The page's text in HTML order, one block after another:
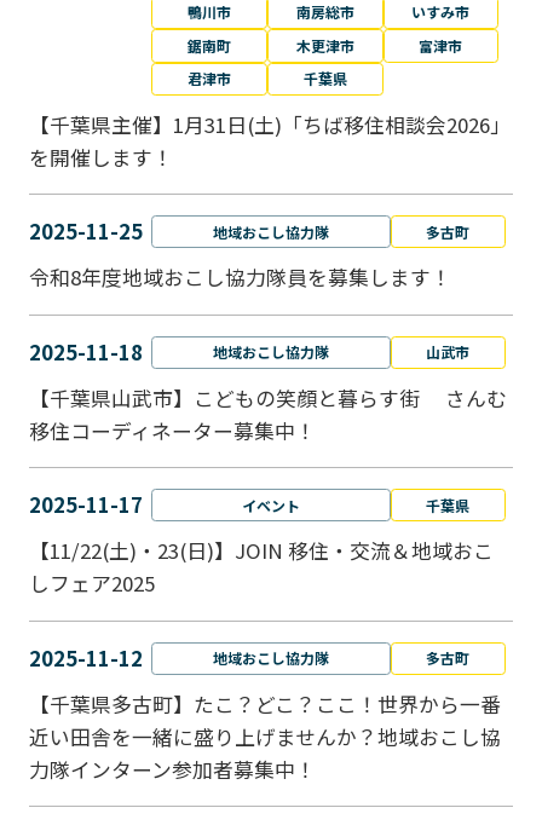
鴨川市
南房総市
いすみ市
鋸南町
木更津市
富津市
君津市
千葉県
【千葉県主催】1月31日(土)「ちば移住相談会2026」
を開催します！
2025-11-25 地域おこし協力隊 多古町
令和8年度地域おこし協力隊員を募集します！
2025-11-18 地域おこし協力隊 山武市
【千葉県山武市】こどもの笑顔と暮らす街 さんむ
移住コーディネーター募集中！
2025-11-17 イベント 千葉県
【11/22(土)・23(日)】JOIN 移住・交流＆地域おこ
しフェア2025
2025-11-12 地域おこし協力隊 多古町
【千葉県多古町】たこ？どこ？ここ！世界から一番
近い田舎を一緒に盛り上げませんか？地域おこし協
力隊インターン参加者募集中！